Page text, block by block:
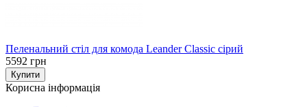
Пеленальний стіл для комода Leander Classic сірий
5592 грн
Корисна інформація